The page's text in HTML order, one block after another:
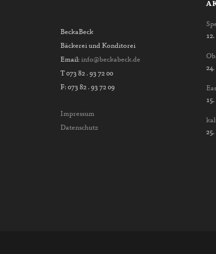
BeckaBeck
Bäckerei und Konditorei
Email: info@beckabeck.de
T 073 82 . 93 72 00
F: 073 82 . 93 72 09
Impressum
Datenschutz
25.